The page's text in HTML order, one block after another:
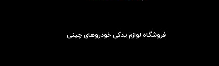
فروشگاه لوازم یدکی خودروهای چینی